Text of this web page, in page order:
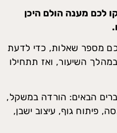
לכם מענה הולם היכן
מספר שאלות, כדי לדעת
השיעור, ואז תתחילו
הבאים: הורדה במשקל,
פיתוח גוף, עיצוב ישבן,